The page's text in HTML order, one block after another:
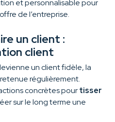
et personnalisable pour
de l’entreprise.
un client :
client
un client fidèle, la
régulièrement.
concrètes pourtisser
sur le long terme une